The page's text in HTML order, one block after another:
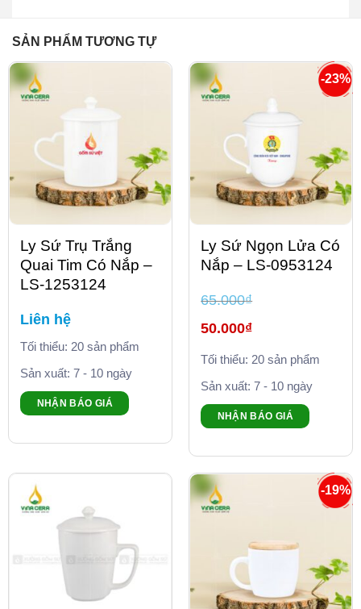
SẢN PHẨM TƯƠNG TỰ
Ly Sứ Trụ Trắng
Quai Tim Có Nắp –
LS-1253124
Liên hệ
Tối thiểu: 20 sản phẩm
Sản xuất: 7 - 10 ngày
NHẬN BÁO GIÁ
-23%
Ly Sứ Ngọn Lửa Có
Nắp – LS-0953124
65.000₫
Giá
gốc
65.000₫.
50.000₫
hiện
là:
50.000₫.
Tối thiểu: 20 sản phẩm
Sản xuất: 7 - 10 ngày
NHẬN BÁO GIÁ
-19%